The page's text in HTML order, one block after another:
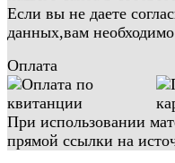
Если вы не даете
данных,вам
Оплата
При использовании
прямой ссылки на